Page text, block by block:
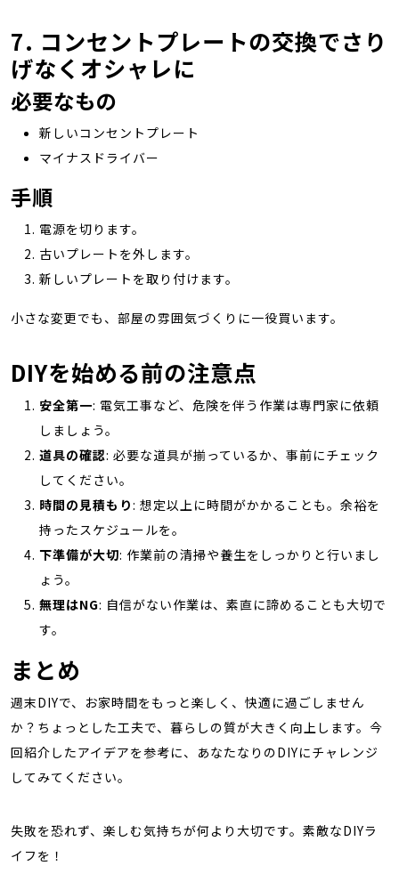
7. コンセントプレートの交換でさり
げなくオシャレに
必要なもの
新しいコンセントプレート
マイナスドライバー
手順
電源を切ります。
古いプレートを外します。
新しいプレートを取り付けます。
小さな変更でも、部屋の雰囲気づくりに一役買います。
DIYを始める前の注意点
安全第一: 電気工事など、危険を伴う作業は専門家に依頼
しましょう。
道具の確認: 必要な道具が揃っているか、事前にチェック
してください。
時間の見積もり: 想定以上に時間がかかることも。余裕を
持ったスケジュールを。
下準備が大切: 作業前の清掃や養生をしっかりと行いまし
ょう。
無理はNG: 自信がない作業は、素直に諦めることも大切で
す。
まとめ
週末DIYで、お家時間をもっと楽しく、快適に過ごしません
か？ちょっとした工夫で、暮らしの質が大きく向上します。今
回紹介したアイデアを参考に、あなたなりのDIYにチャレンジ
してみてください。
失敗を恐れず、楽しむ気持ちが何より大切です。素敵なDIYラ
イフを！